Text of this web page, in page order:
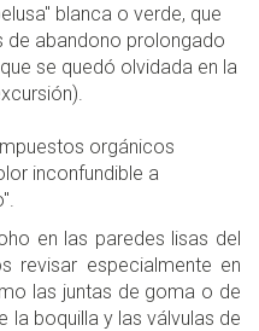
blanca o verde, que
de abandono prolongado
se quedó olvidada en la
orgánicos
inconfundible a
en las paredes lisas del
revisar especialmente en
las juntas de goma o de
la boquilla y las válvulas de